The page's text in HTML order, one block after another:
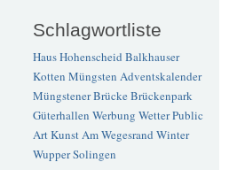
Schlagwortliste
Haus Hohenscheid Balkhauser
Kotten Müngsten Adventskalender
Müngstener BrückeBrückenpark
Güterhallen Werbung WetterPublic
ArtKunstAm Wegesrand Winter
WupperSolingen